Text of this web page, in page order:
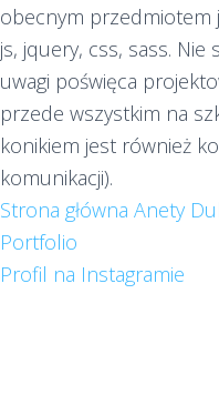
obecnym przedmiotem
js, jquery, css, sass. Nie
uwagi poświęca
przede wszystkim na
konikiem jest również
komunikacji).
Strona główna Anety
Portfolio
Profil na Instagramie